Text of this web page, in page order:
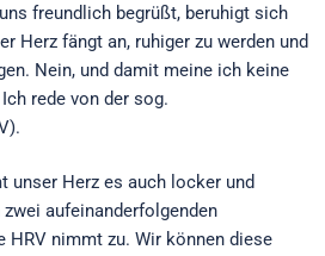
freundlich begrüßt, beruhigt sich
Herz fängt an, ruhiger zu werden und
Nein, und damit meine ich keine
rede von der sog.
unser Herz es auch locker und
aufeinanderfolgenden
HRV nimmt zu. Wir können diese